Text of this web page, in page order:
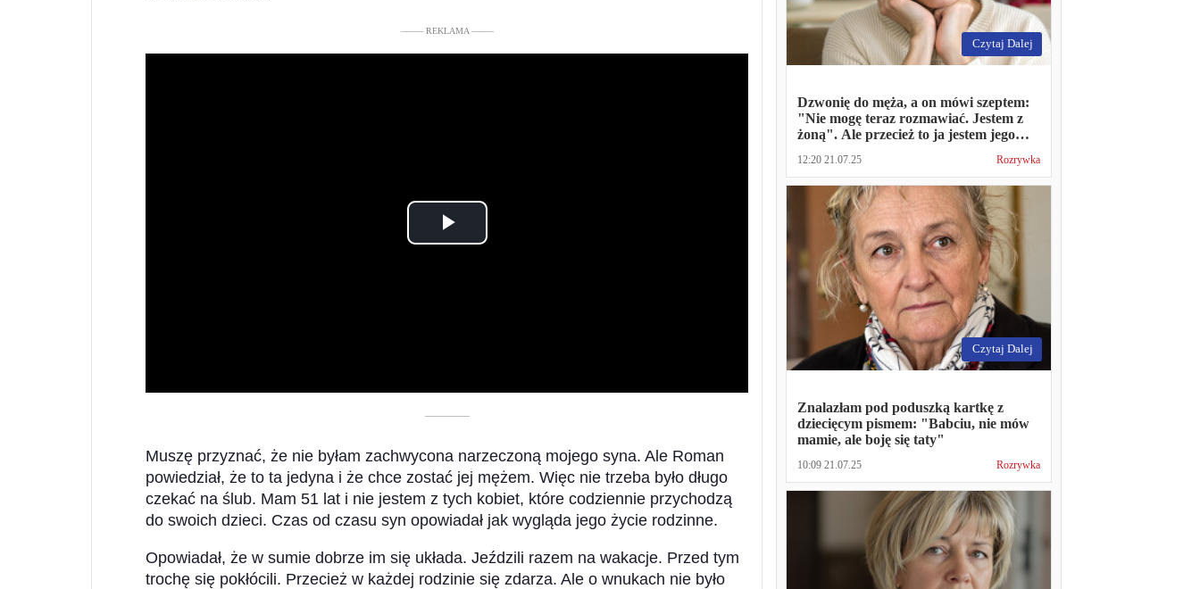
––––– REKLAMA –––––
Play
––––––––––
Muszę przyznać, że nie byłam zachwycona narzeczoną mojego syna. Ale Roman
powiedział, że to ta jedyna i że chce zostać jej mężem. Więc nie trzeba było długo
czekać na ślub. Mam 51 lat i nie jestem z tych kobiet, które codziennie przychodzą
do swoich dzieci. Czas od czasu syn opowiadał jak wygląda jego życie rodzinne.
Opowiadał, że w sumie dobrze im się układa. Jeździli razem na wakacje. Przed tym
trochę się pokłócili. Przecież w każdej rodzinie się zdarza. Ale o wnukach nie było
Czytaj Dalej
Dzwonię do męża, a on mówi szeptem:
"Nie mogę teraz rozmawiać. Jestem z
żoną". Ale przecież to ja jestem jego
12:20 21.07.25 Rozrywka
Czytaj Dalej
Znalazłam pod poduszką kartkę z
dziecięcym pismem: "Babciu, nie mów
mamie, ale boję się taty"
10:09 21.07.25 Rozrywka